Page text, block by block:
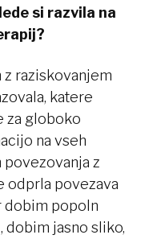
si razvila na
z raziskovanjem
katere
za globoko
na vseh
z
odprla povezava
dobim popoln
jasno sliko,